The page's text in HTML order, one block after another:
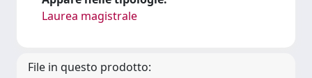
Laurea magistrale
File in questo prodotto: